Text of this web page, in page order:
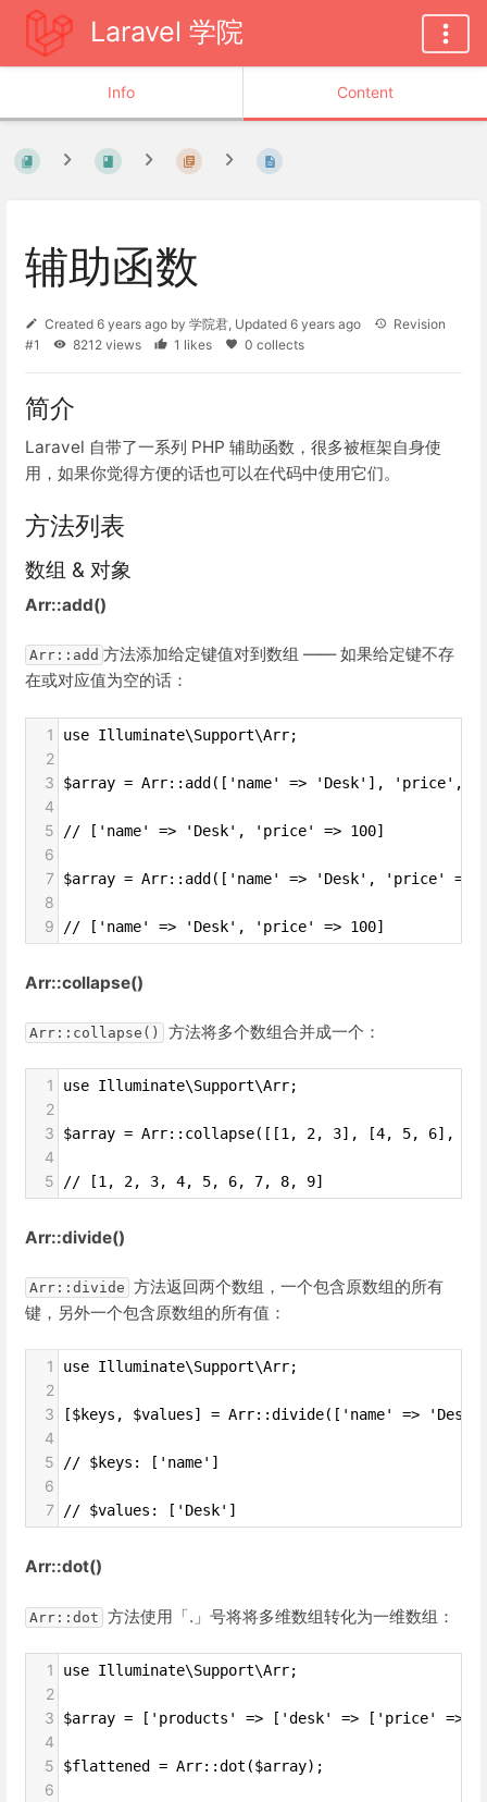
Laravel 学院
Info Content
辅助函数
Created 6 years ago by 学院君, Updated 6 years ago
Revision
#1
8212 views 1 likes 0 collects
简介
Laravel 自带了一系列 PHP 辅助函数，很多被框架自身使
用，如果你觉得方便的话也可以在代码中使用它们。
方法列表
数组 & 对象
Arr::add()
Arr::add 方法添加给定键值对到数组 —— 如果给定键不存
在或对应值为空的话：
1 use Illuminate\Support\Arr;
2
3
$array = Arr::add(['name' => 'Desk'], 'price',
4
5
// ['name' => 'Desk', 'price' => 100]
6
7
$array = Arr::add(['name' => 'Desk', 'price'
8
9
// ['name' => 'Desk', 'price' => 100]
Arr::collapse()
Arr::collapse() 方法将多个数组合并成一个：
1 use Illuminate\Support\Arr;
2
3
$array = Arr::collapse([[1, 2, 3], [4, 5, 6],
4
5
// [1, 2, 3, 4, 5, 6, 7, 8, 9]
Arr::divide()
Arr::divide 方法返回两个数组，一个包含原数组的所有
键，另外一个包含原数组的所有值：
1 use Illuminate\Support\Arr;
2
3
[$keys, $values] = Arr::divide(['name' =>
4
5
// $keys: ['name']
6
7
// $values: ['Desk']
Arr::dot()
Arr::dot 方法使用「.」号将将多维数组转化为一维数组：
1 use Illuminate\Support\Arr;
2
3
$array = ['products' => ['desk' => ['price' =>
4
5
$flattened = Arr::dot($array);
6